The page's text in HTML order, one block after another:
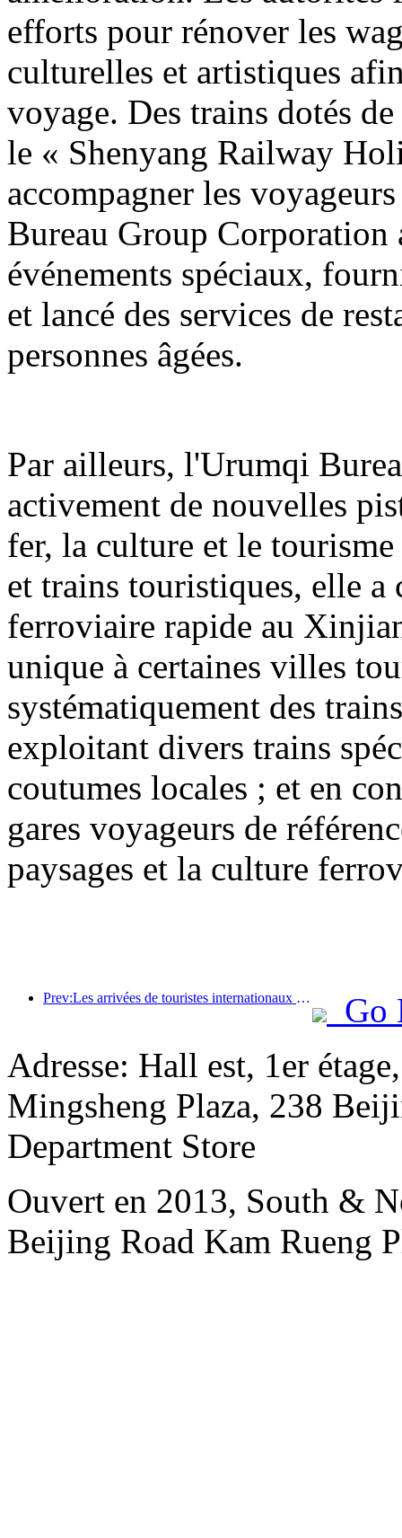
efforts pour rénover les
culturelles et artistiques
voyage. Des trains dotés
le « Shenyang Railway
accompagner les
Bureau Group Corporation
événements spéciaux,
et lancé des services de
personnes âgées.
Par ailleurs, l'Urumqi
activement de nouvelles
fer, la culture et le
et trains touristiques, elle a
ferroviaire rapide au
unique à certaines villes
systématiquement des
exploitant divers trains
coutumes locales ; et en
gares voyageurs de
paysages et la culture
Prev:Les arrivées de touristes internationaux dans le monde ont augmenté de 5 % en glissement annuel au premier semestre de l'année
Go
Adresse: Hall est, 1er
Mingsheng Plaza, 238
Department Store
Ouvert en 2013, South &
Beijing Road Kam Rueng